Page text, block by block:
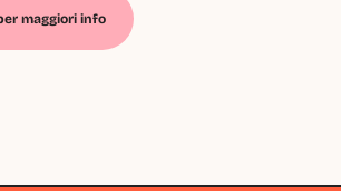
maggiori info